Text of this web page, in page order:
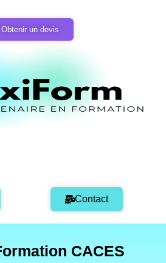
Obtenir un devis
Contact
CACES